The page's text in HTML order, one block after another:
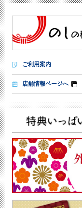
ご利用案内
店舗情報ページへ